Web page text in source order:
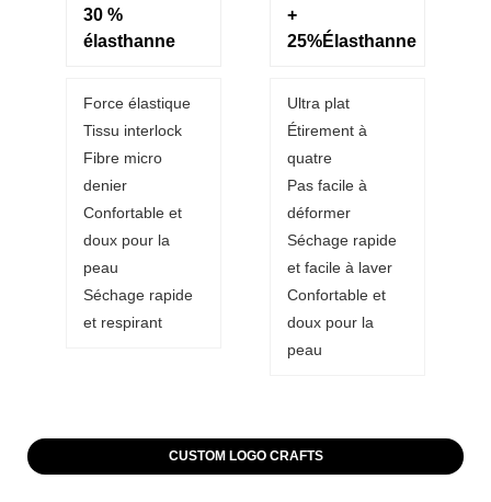
30 %
élasthanne
Force élastique
Tissu interlock
Fibre micro
denier
Confortable et
doux pour la
peau
Séchage rapide
et respirant
+
25%Élasthanne
Ultra plat
Étirement à
quatre
Pas facile à
déformer
Séchage rapide
et facile à laver
Confortable et
doux pour la
peau
CUSTOM LOGO CRAFTS